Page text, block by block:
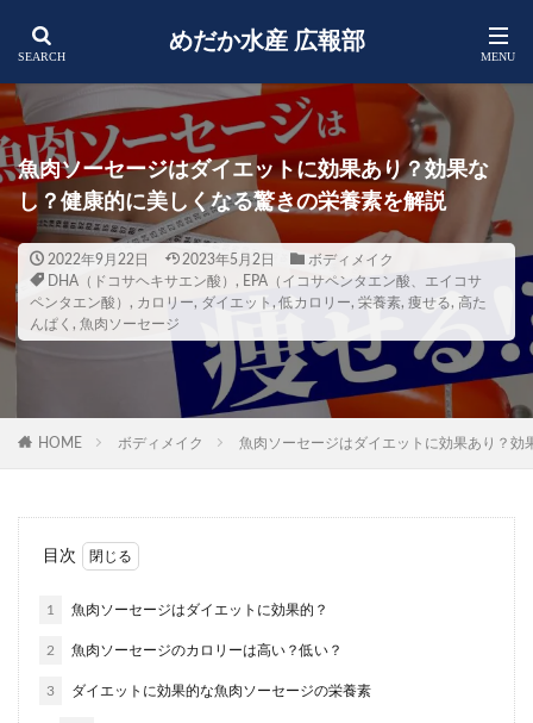
めだか水産 広報部
魚肉ソーセージはダイエットに効果あり？効果な
し？健康的に美しくなる驚きの栄養素を解説
2022年9月22日 2023年5月2日
ボディメイク
DHA（ドコサヘキサエン酸）
, EPA（イコサペンタエン酸、エイコサ
ペンタエン酸） , カロリー, ダイエット ,低カロリー, 栄養素, 痩せる, 高た
んぱく , 魚肉ソーセージ
HOME ボディメイク 魚肉ソーセージはダイエットに効果あり？
目次
1 魚肉ソーセージはダイエットに効果的？
2 魚肉ソーセージのカロリーは高い？低い？
3 ダイエットに効果的な魚肉ソーセージの栄養素